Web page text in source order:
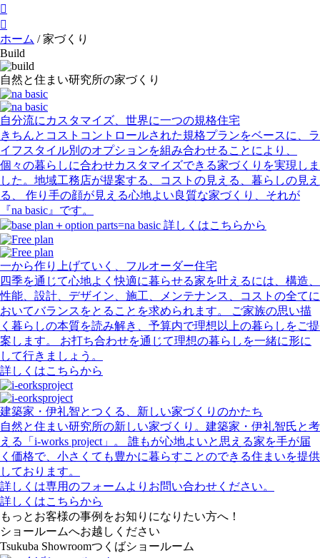


ホーム /家づくり
Build
自然と住まい研究所の家づくり
自分流にカスタマイズ、世界に一つの規格住宅
きちんとコストコントロールされた規格プランをベースに、ラ
イフスタイル別のオプションを組み合わせることにより、
個々の暮らしに合わせカスタマイズできる家づくりを実現しま
した。地域工務店が提案する、コストの見える、暮らしの見え
る、 作り手の顔が見える心地よい良質な家づくり、それが
『na basic』です。
詳しくはこちらから
一から作り上げていく、フルオーダー住宅
四季を通じて心地よく快適に暮らせる家を叶えるには、構造、
性能、設計、デザイン、施工、メンテナンス、コストの全てに
おいてバランスをとることを求められます。 ご家族の思い描
く暮らしの本質を読み解き、予算内で理想以上の暮らしをご提
案します。 お打ち合わせを通じて理想の暮らしを一緒に形に
して行きましょう。
詳しくはこちらから
建築家・伊礼智とつくる、新しい家づくりのかたち
自然と住まい研究所の新しい家づくり。建築家・伊礼智氏と考
える「i-works project」。 誰もが心地よいと思える家を手が届
く価格で、小さくても豊かに暮らすことのできる住まいを提供
しております。
詳しくは専用のフォームよりお問い合わせください。
詳しくはこちらから
もっとお客様の事例をお知りになりたい方へ！
ショールームへお越しください
Tsukuba Showroomつくばショールーム